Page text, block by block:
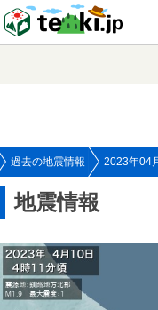
過去の地震情報 2023年04
地震情報